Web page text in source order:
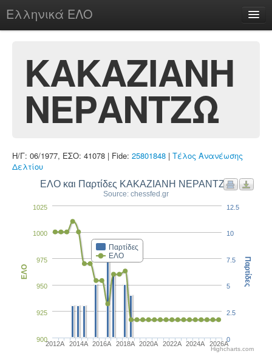
Ελληνικά ΕΛΟ
chesstu.be @ discord
Login
ΚΑΚΑΖΙΑΝΗ
ΝΕΡΑΝΤΖΩ
Η/Γ: 06/1977, ΕΣΟ: 41078 | Fide: 25801848 | Τέλος Ανανέωσης
Δελτίου
ΕΛΟ και Παρτίδες ΚΑΚΑΖΙΑΝΗ ΝΕΡΑΝΤΖΩ
Source: chessfed.gr
Παρτίδες
ΕΛΟ
2012A 2014A 2016A 2018A 2020A 2022A 2024A 2026A
900
925
950
975
1000
1025
ΕΛΟ
0
2.5
5
7.5
10
12.5
Παρτίδες
Highcharts.com